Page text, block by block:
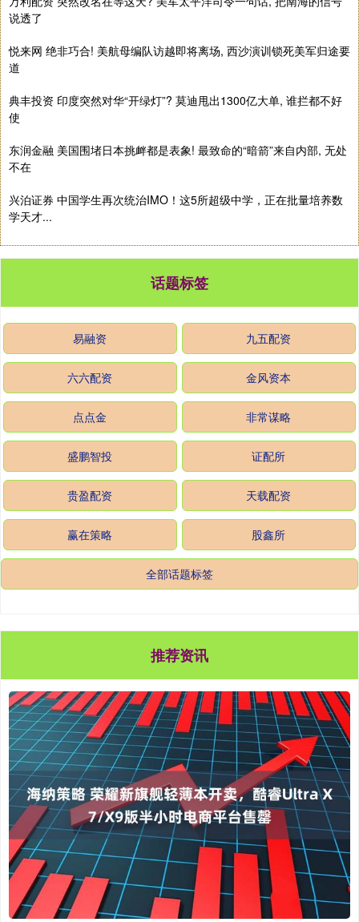
说透了
悦来网 绝非巧合! 美航母编队访越即将离场, 西沙演训锁死美军归途要
道
典丰投资 印度突然对华“开绿灯”? 莫迪甩出1300亿大单, 谁拦都不好
使
东润金融 美国围堵日本挑衅都是表象! 最致命的“暗箭”来自内部, 无处
不在
兴泊证券 中国学生再次统治IMO！这5所超级中学，正在批量培养数
学天才...
话题标签
易融资 九五配资
六六配资 金风资本
点点金 非常谋略
盛鹏智投 证配所
贵盈配资 天载配资
赢在策略 股鑫所
全部话题标签
推荐资讯